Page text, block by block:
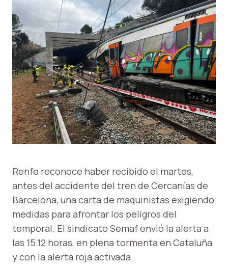
Renfe reconoce haber recibido el martes,
antes del accidente del tren de Cercanías de
Barcelona, ​​una carta de maquinistas exigiendo
medidas para afrontar los peligros del
temporal. El sindicato Semaf envió la alerta a
las 15.12 horas, en plena tormenta en Cataluña
y con la alerta roja activada.